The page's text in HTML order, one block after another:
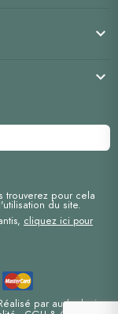


trouverez pour cela
du site.
cliquez ici pour
par auda-design